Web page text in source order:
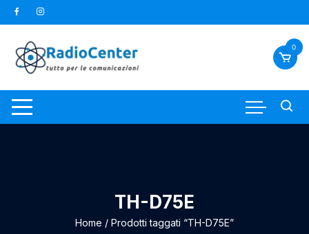
al
contenuto
0
TH-D75E
Home / Prodotti taggati “TH-D75E”